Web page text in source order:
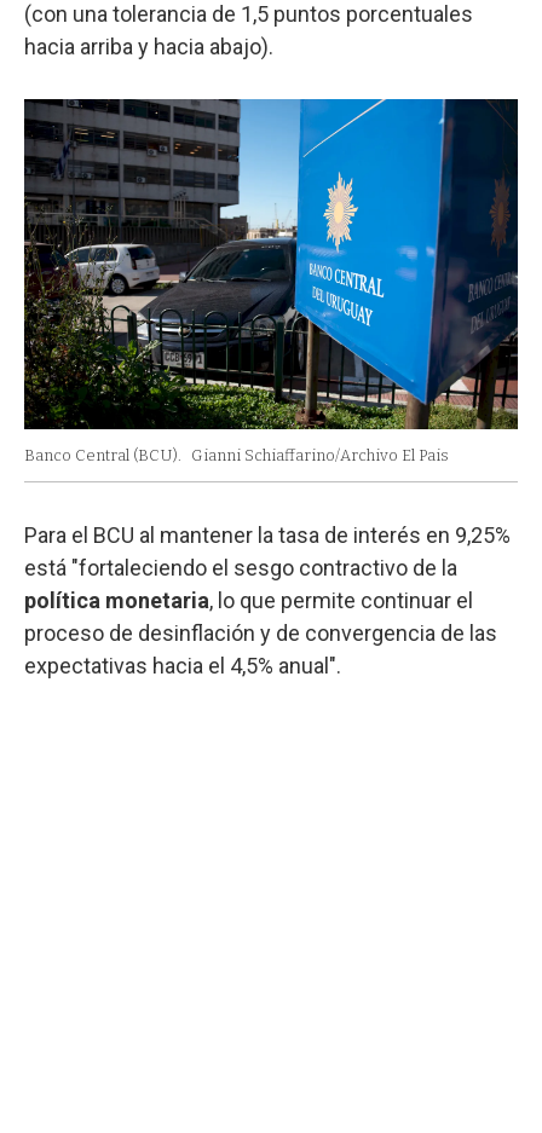
(con una tolerancia de 1,5 puntos porcentuales
hacia arriba y hacia abajo).
Banco Central (BCU). Gianni Schiaffarino/Archivo El Pais
Para el BCU al mantener la tasa de interés en 9,25%
está "fortaleciendo el sesgo contractivo de la
política monetaria, lo que permite continuar el
proceso de desinflación y de convergencia de las
expectativas hacia el 4,5% anual".